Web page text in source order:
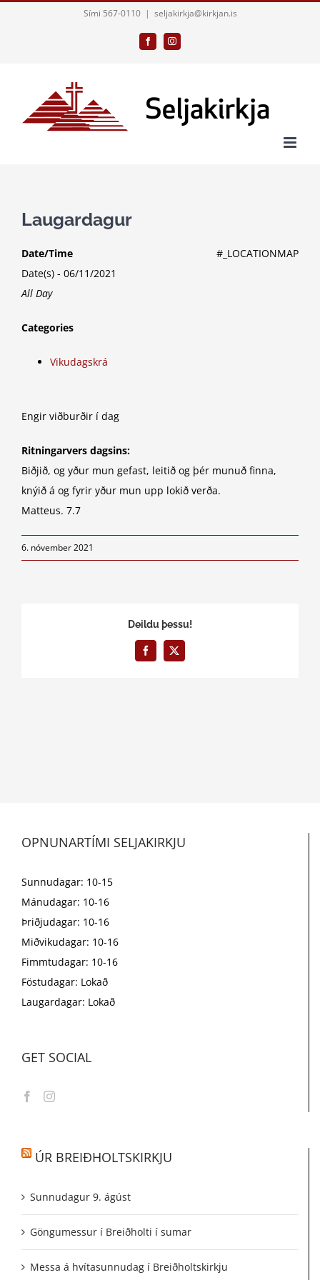
Sími 567-0110 | seljakirkja@kirkjan.is
FacebookInstagram
Laugardagur
#_LOCATIONMAP
Date/Time
Date(s) - 06/11/2021
All Day
Categories
Vikudagskrá
Engir viðburðir í dag
Ritningarvers dagsins:
Biðjið, og yður mun gefast, leitið og þér munuð finna,
knýið á og fyrir yður mun upp lokið verða.
Matteus. 7.7
6. nóvember 2021
Deildu þessu!
Facebook
X
OPNUNARTÍMI SELJAKIRKJU
Sunnudagar: 10-15
Mánudagar: 10-16
Þriðjudagar: 10-16
Miðvikudagar: 10-16
Fimmtudagar: 10-16
Föstudagar: Lokað
Laugardagar: Lokað
GET SOCIAL
ÚR BREIÐHOLTSKIRKJU
Sunnudagur 9. ágúst
Göngumessur í Breiðholti í sumar
Messa á hvítasunnudag í Breiðholtskirkju